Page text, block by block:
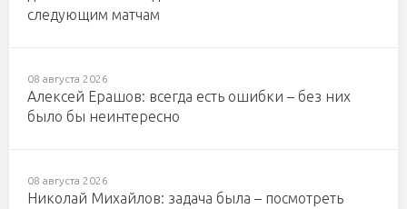
следующим матчам
08 августа 2026
Алексей Ерашов: всегда есть ошибки – без них
было бы неинтересно
08 августа 2026
Николай Михайлов: задача была – посмотреть